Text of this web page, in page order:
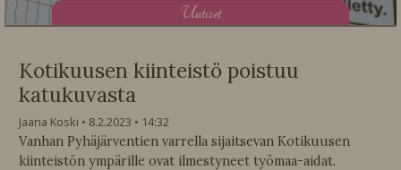
Uutiset
Kotikuusen kiinteistö poistuu
katukuvasta
Jaana Koski 8.2.2023
14:32
Vanhan Pyhäjärventien varrella sijaitsevan Kotikuusen
kiinteistön ympärille ovat ilmestyneet työmaa-aidat.